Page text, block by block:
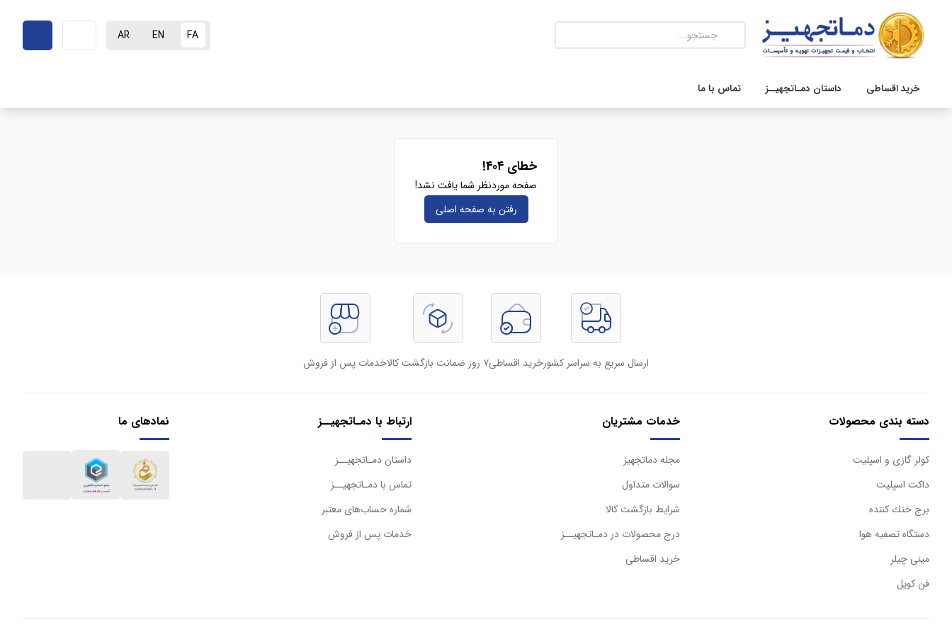
FA
EN
AR
خرید اقساطی داستان دمـاتجهیــز تماس با ما
خطای ۴۰۴!
صفحه موردنظر شما یافت نشد!
رفتن به صفحه‌ اصلی
ارسال سریع به سراسر کشورخرید اقساطی۷ روز ضمانت بازگشت کالا خدمات پس از فروش
دسته بندی محصولات
كولر گازی و اسپليت
داكت اسپليت
برج خنك كننده
دستگاه تصفيه هوا
مینی چیلر
فن کویل
خدمات مشتریان
مجله دماتجهیز
سوالات متداول
شرایط بازگشت کالا
درج محصولات در دمـاتجهیــز
خرید اقساطی
ارتباط با دمـاتجهیــز
داستان دمـاتجهیــز
تماس با دمـاتجهیــز
شماره حساب‌های معتبر
خدمات پس از فروش
نمادهای ما